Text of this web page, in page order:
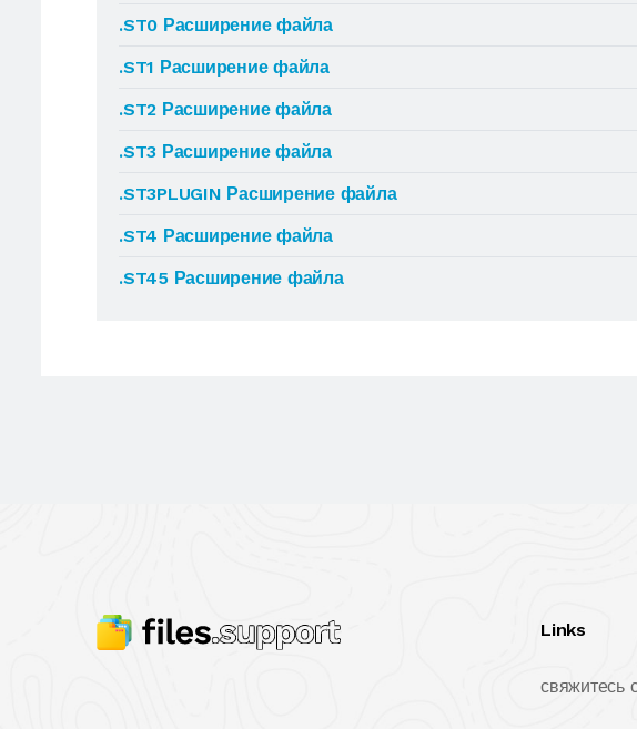
.ST0 Расширение файла
.ST1 Расширение файла
.ST2 Расширение файла
.ST3 Расширение файла
.ST3PLUGIN Расширение файла
.ST4 Расширение файла
.ST45 Расширение файла
Links
свяжитесь